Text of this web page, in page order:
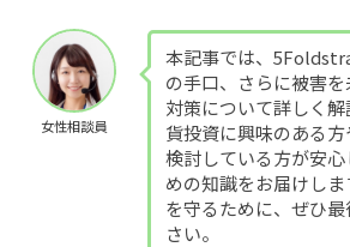
女性相談員
本記事では、
の手口、さらに被害
対策について詳しく
貨投資に興味のある
検討している方が安
めの知識をお届けし
を守るために、ぜひ
さい。